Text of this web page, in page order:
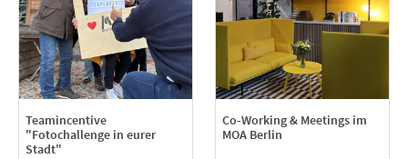
Teamincentive
"Fotochallenge in eurer
Stadt"
Co-Working & Meetings im
MOA Berlin